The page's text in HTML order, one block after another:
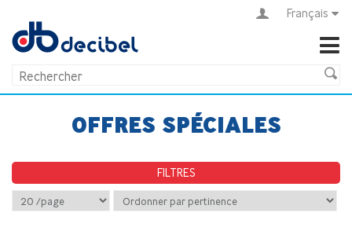
Français
OFFRES SPÉCIALES
FILTRES